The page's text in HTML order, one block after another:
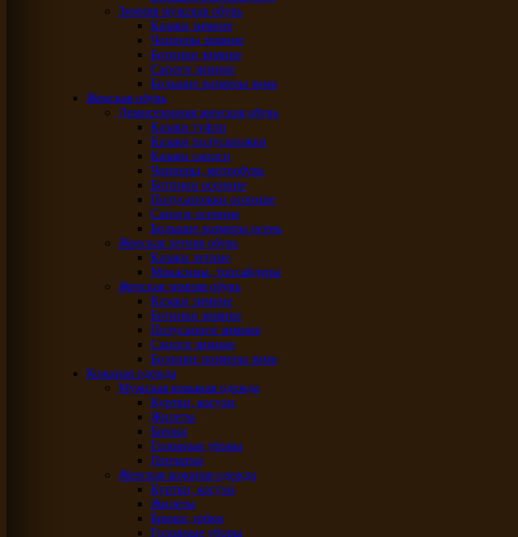
Зимняя мужская обувь
Казаки зимние
Чопперы зимние
Ботинки зимние
Сапоги зимние
Большие размеры зима
Женская обувь
Демисезонная женская обувь
Казаки туфли
Казаки полусапожки
Казаки сапоги
Чопперы, мотообувь
Ботинки осенние
Полусапожки осенние
Сапоги осенние
Большие размеры осень
Женская летняя обувь
Казаки летние
Мокасины, топсайдеры
Женская зимняя обувь
Казаки зимние
Ботинки зимние
Полусапоги зимние
Сапоги зимние
Большие размеры зима
Кожаная одежда
Мужская кожаная одежда
Куртки, косухи
Жилеты
Брюки
Головные уборы
Перчатки
Женская кожаная одежда
Куртки, косухи
Жилеты
Брюки, юбки
Головные уборы